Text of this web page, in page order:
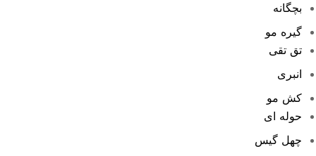
بچگانه
گیره مو
تق تقی
انبری
کش مو
حوله ای
چهل گیس